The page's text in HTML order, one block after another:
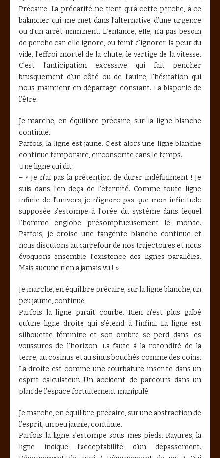
Précaire. La précarité ne tient qu’à cette perche, à ce
balancier qui me met dans l’alternative d’une urgence
ou d’un arrêt imminent. L’enfance, elle, n’a pas besoin
de perche car elle ignore, ou feint d’ignorer la peur du
vide, l’effroi mortel de la chute, le vertige de la vitesse.
C’est l’anticipation excessive qui fait pencher
brusquement d’un côté ou de l’autre, l’hésitation qui
nous maintient en départage constant. La biaporie de
l’être.
Je marche, en équilibre précaire, sur la ligne blanche
continue.
Parfois, la ligne est jaune. C’est alors une ligne blanche
continue temporaire, circonscrite dans le temps.
Une ligne qui dit :
– « Je n’ai pas la prétention de durer indéfiniment ! Je
suis dans l’en-deça de l’éternité. Comme toute ligne
infinie de l’univers, je n’ignore pas que mon infinitude
supposée s’estompe à l’orée du système dans lequel
l’homme englobe présomptueusement le monde.
Parfois, je croise une tangente blanche continue et
nous discutons au carrefour de nos trajectoires et nous
évoquons ensemble l’existence des lignes parallèles.
Mais aucune n’en a jamais vu ! »
Je marche, en équilibre précaire, sur la ligne blanche, un
peu jaunie, continue.
Parfois la ligne paraît courbe. Rien n’est plus galbé
qu’une ligne droite qui s’étend à l’infini. La ligne est
silhouette féminine et son ombre se perd dans les
voussures de l’horizon. La faute à la rotondité de la
terre, au cosinus et au sinus bouchés comme des coins.
La droite est comme une courbature inscrite dans un
esprit calculateur. Un accident de parcours dans un
plan de l’espace fortuitement manipulé.
Je marche, en équilibre précaire, sur une abstraction de
l’esprit, un peu jaunie, continue.
Parfois la ligne s’estompe sous mes pieds. Rayures, la
ligne indique l’acceptabilité d’un dépassement.